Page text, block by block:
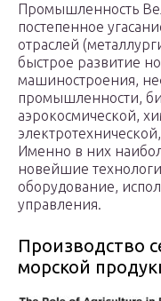
Промышленность
постепенное
отраслей
быстрое развитие
машиностроения,
промышленности,
аэрокосмической,
Именно в них
новейшие
оборудование,
управления.
Производство
морской